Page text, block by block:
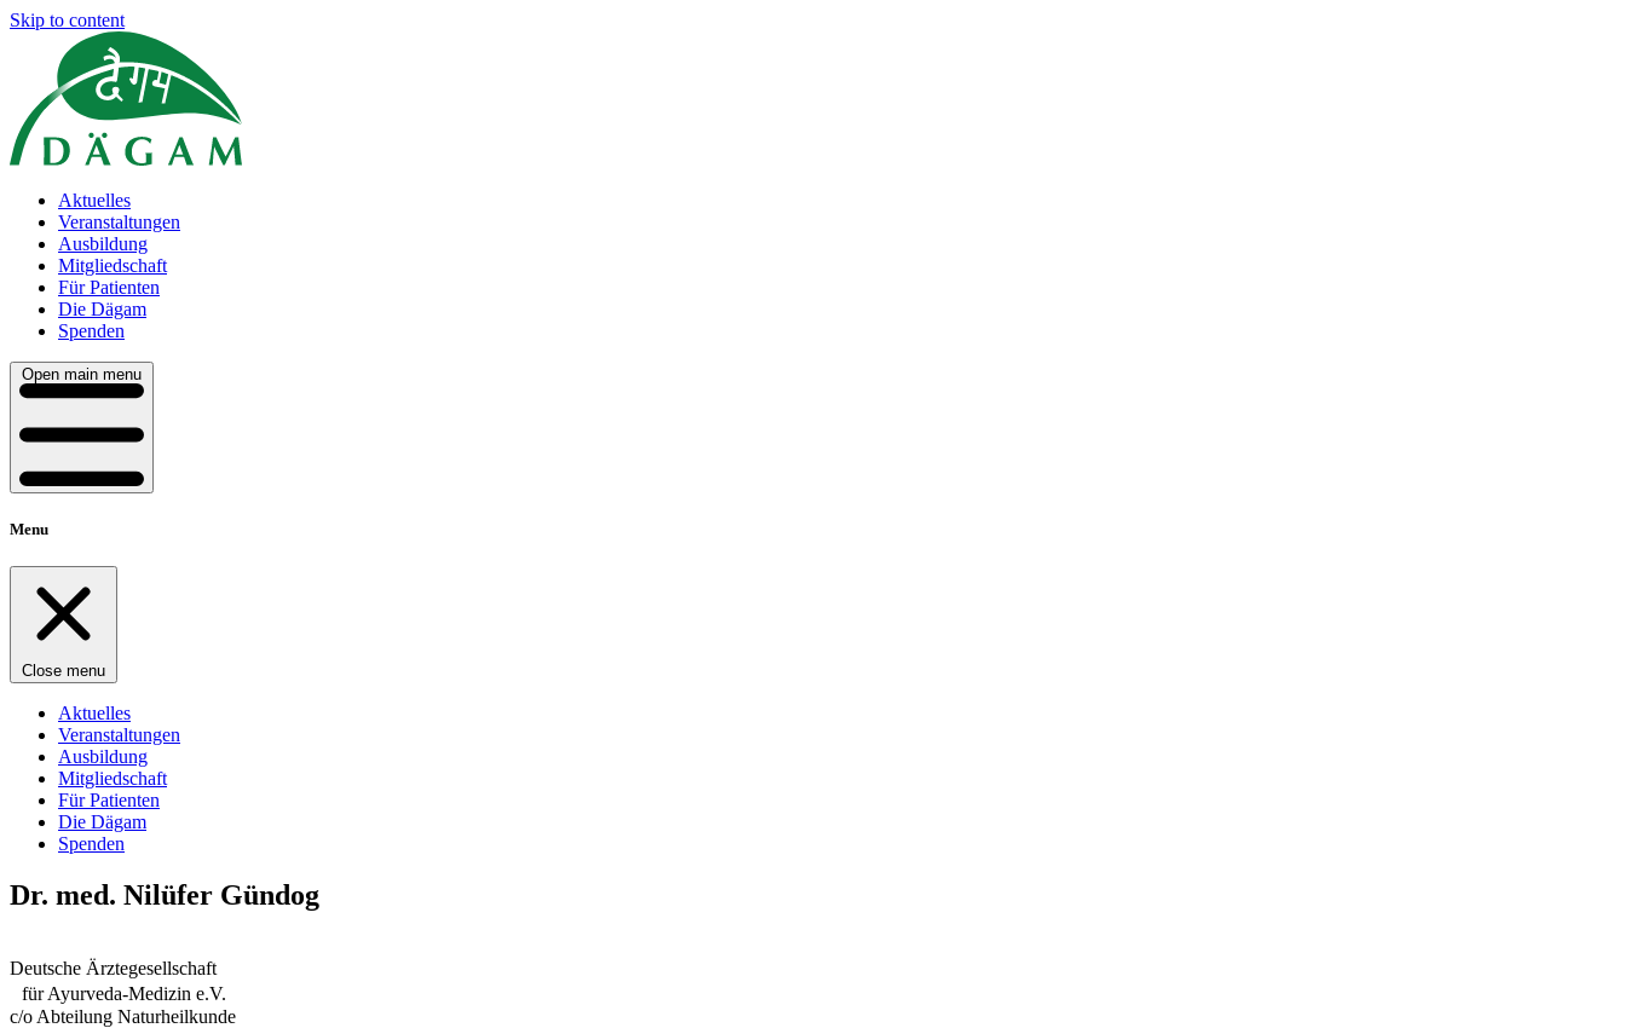
Skip to content
Aktuelles
Veranstaltungen
Ausbildung
Mitgliedschaft
Für Patienten
Die Dägam
Spenden
Open main menu
Menu
Close menu
Aktuelles
Veranstaltungen
Ausbildung
Mitgliedschaft
Für Patienten
Die Dägam
Spenden
Dr. med. Nilüfer Gündog
Deutsche Ärztegesellschaft
für Ayurveda-Medizin e.V.
c/o Abteilung Naturheilkunde